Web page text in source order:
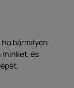
bármilyen
minket, és